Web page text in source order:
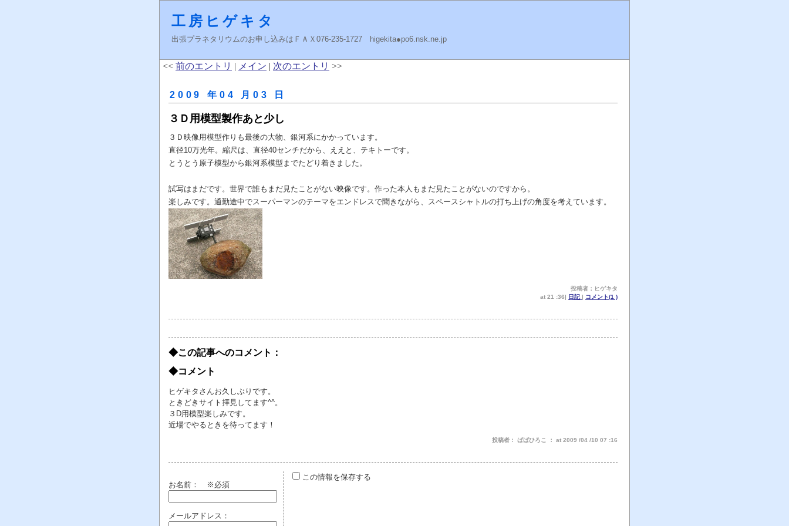
工房ヒゲキタ
出張プラネタリウムのお申し込みはＦＡＸ076-235-1727 higekita●po6.nsk.ne.jp
<< 前のエントリ | メイン | 次のエントリ >>
2009 年04 月03 日
３Ｄ用模型製作あと少し
３Ｄ映像用模型作りも最後の大物、銀河系にかかっています。
直径10万光年。縮尺は、直径40センチだから、ええと、テキトーです。
とうとう原子模型から銀河系模型までたどり着きました。
試写はまだです。世界で誰もまだ見たことがない映像です。作った本人もまだ見たことがないのですから。
楽しみです。通勤途中でスーパーマンのテーマをエンドレスで聞きながら、スペースシャトルの打ち上げの角度を考えています。
投稿者：ヒゲキタ
at 21 :36| 日記| コメント(1 )
◆この記事へのコメント：
◆コメント
ヒゲキタさんお久しぶりです。
ときどきサイト拝見してます^^。
３D用模型楽しみです。
近場でやるときを待ってます！
投稿者： ばばひろこ ： at 2009 /04 /10 07 :16
お名前： ※必須
メールアドレス：
この情報を保存する